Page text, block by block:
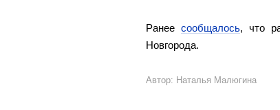
Ранее сообщалось, что
Новгорода.
Автор: Наталья Малюгина